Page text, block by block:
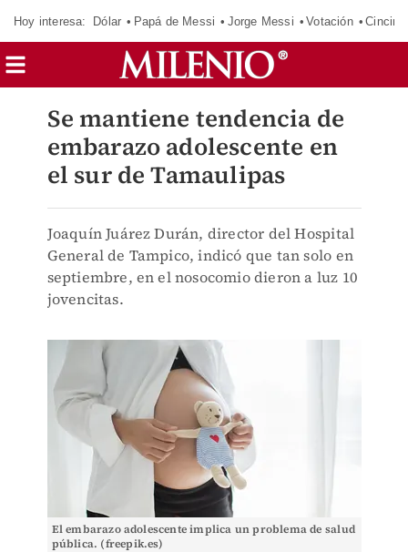
Hoy interesa: Dólar Papá de Messi Jorge Messi Votación
Se mantiene tendencia de
embarazo adolescente en
el sur de Tamaulipas
Joaquín Juárez Durán, director del Hospital
General de Tampico, indicó que tan solo en
septiembre, en el nosocomio dieron a luz 10
jovencitas.
El embarazo adolescente implica un problema de salud
pública. (freepik.es)